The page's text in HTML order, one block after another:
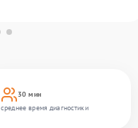
30 мин
среднее время диагностики